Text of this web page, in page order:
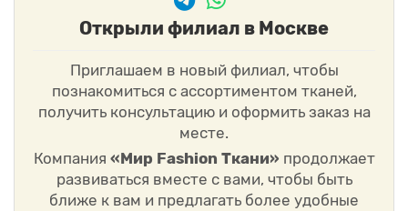
Открыли филиал в Москве
Приглашаем в новый филиал, чтобы
познакомиться с ассортиментом тканей,
получить консультацию и оформить заказ на
месте.
Компания «Мир Fashion Ткани» продолжает
развиваться вместе с вами, чтобы быть
ближе к вам и предлагать более удобные